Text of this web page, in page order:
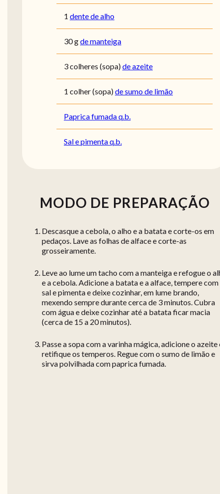
1 dente de alho
30gde manteiga
3colheres (sopa)de azeite
1 colher (sopa)de sumo de limão
Paprica fumada q.b.
Sal e pimenta q.b.
MODO DE PREPARAÇÃO
Descasque a cebola, o alho e a batata e corte-os em
pedaços. Lave as folhas de alface e corte-as
grosseiramente.
Leve ao lume um tacho com a manteiga e refogue o
e a cebola. Adicione a batata e a alface, tempere com
sal e pimenta e deixe cozinhar, em lume brando,
mexendo sempre durante cerca de 3 minutos. Cubra
com água e deixe cozinhar até a batata ficar macia
(cerca de 15 a 20 minutos).
Passe a sopa com a varinha mágica, adicione o azeite
retifique os temperos. Regue com o sumo de limão e
sirva polvilhada com paprica fumada.